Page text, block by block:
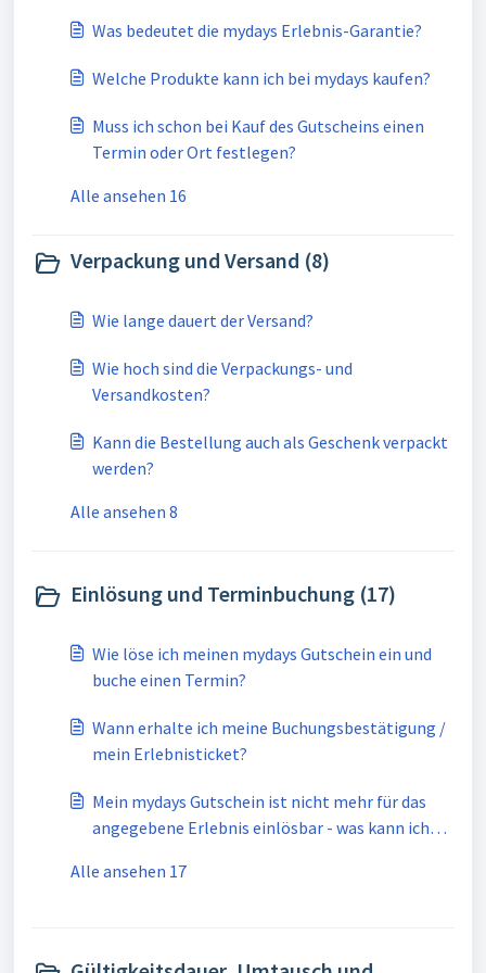
Was bedeutet die mydays Erlebnis-Garantie?
Welche Produkte kann ich bei mydays kaufen?
Muss ich schon bei Kauf des Gutscheins einen
Termin oder Ort festlegen?
Alle ansehen 16
Verpackung und Versand (8)
Wie lange dauert der Versand?
Wie hoch sind die Verpackungs- und
Versandkosten?
Kann die Bestellung auch als Geschenk verpackt
werden?
Alle ansehen 8
Einlösung und Terminbuchung (17)
Wie löse ich meinen mydays Gutschein ein und
buche einen Termin?
Wann erhalte ich meine Buchungsbestätigung /
mein Erlebnisticket?
Mein mydays Gutschein ist nicht mehr für das
angegebene Erlebnis einlösbar - was kann ich
Alle ansehen 17